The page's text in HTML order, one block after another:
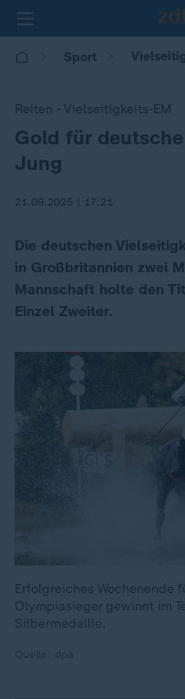
Sport
Reiten - Vielseitigkeits-EM
:
Gold für
Jung
21.09.2025 | 17:21
Die deutschen
in Großbritannien zwei
Mannschaft holte den
Einzel Zweiter.
Erfolgreiches Wochenende
Olympiasieger gewinnt im
Silbermedaille.